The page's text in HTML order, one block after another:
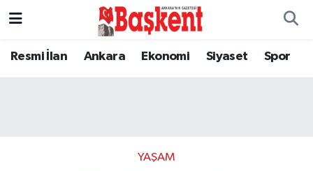
Resmi İlan Ankara Ekonomi Siyaset Spor
YAŞAM